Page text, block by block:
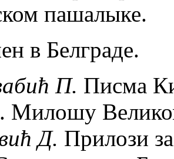
пашалыке.
в Белграде.
П. Писма
Милошу
Д. Прилози